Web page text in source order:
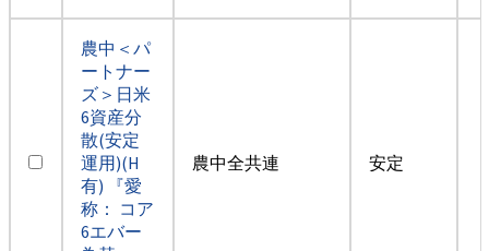
農中＜パ
ートナー
ズ＞日米
6資産分
散(安定
運用)(H
有) 『愛
称： コア
6エバー
農中全共連 安定